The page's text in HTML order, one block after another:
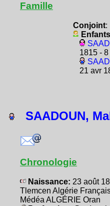
Famille
Conjoint:
Enfants
1815 -
21 avr
SAADOUN,
Chronologie
Naissance: 23 août
Tlemcen Algérie
Médéa ALGÉRIE Oran